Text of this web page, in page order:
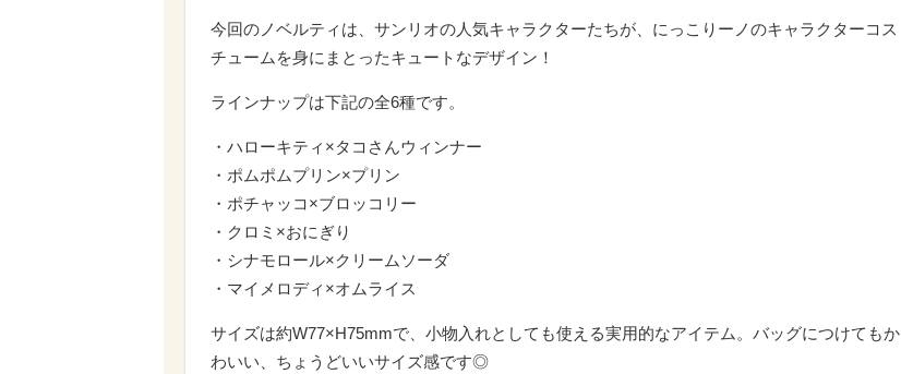
今回のノベルティは、サンリオの人気キャラクターたちが、にっこりーノのキャラクターコス
チュームを身にまとったキュートなデザイン！
ラインナップは下記の全6種です。
・ハローキティ×タコさんウィンナー
・ポムポムプリン×プリン
・ポチャッコ×ブロッコリー
・クロミ×おにぎり
・シナモロール×クリームソーダ
・マイメロディ×オムライス
サイズは約W77×H75mmで、小物入れとしても使える実用的なアイテム。バッグにつけてもか
わいい、ちょうどいいサイズ感です◎